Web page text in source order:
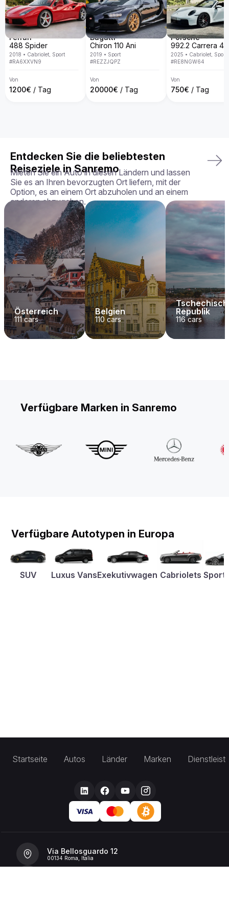
Warum den Aston Martin DB9 bei uns mieten?
Bei Billion Rent sind wir auf Luxusauto-Vermietung
spezialisiert und bieten eine exklusive Fahrzeugflotte in ganz
Europa. Mit persönlichem Service, Lieferung direkt an deine
Wunschadresse, transparenten Mietbedingungen und der
Garantie, dass du genau das Fahrzeug erhältst, das du
gebucht hast – in perfektem Zustand.
Martin DB9 noch heute!
Ferrari
488 Spider
2018 • Cabriolet, Sport
#RA6XXVN9
Von
1200€ / Tag
Bugatti
Chiron 110 Ani
2019 • Sport
#REZZJQPZ
Von
20000€ / Tag
Porsche
2025 • Cabriolet, Sport
#RE8NGW64
Von
750€ / Tag
Entdecken Sie die beliebtesten
Reiseziele in Sanremo
Mieten Sie ein Auto in diesen Ländern und lassen
Sie es an Ihren bevorzugten Ort liefern, mit der
Option, es an einem Ort abzuholen und an einem
anderen abzugeben.
Österreich
111cars
Belgien
110 cars
Republik
116cars
Verfügbare Marken in Sanremo
Verfügbare Autotypen in Europa
SUV Luxus VansExekutivwagen Cabriolets
Startseite Autos Länder Marken
Via Bellosguardo 12
00134 Roma, Italia